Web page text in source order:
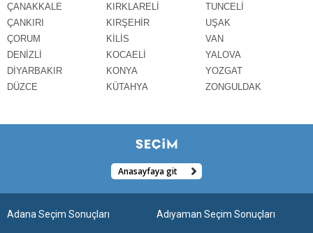
ÇANAKKALE
ÇANKIRI
ÇORUM
DENİZLİ
DİYARBAKIR
DÜZCE
KIRKLARELİ
KIRŞEHİR
KİLİS
KOCAELİ
KONYA
KÜTAHYA
TUNCELİ
UŞAK
VAN
YALOVA
YOZGAT
ZONGULDAK
Anasayfaya git
Adana Seçim Sonuçları Adıyaman Seçim Sonuçları